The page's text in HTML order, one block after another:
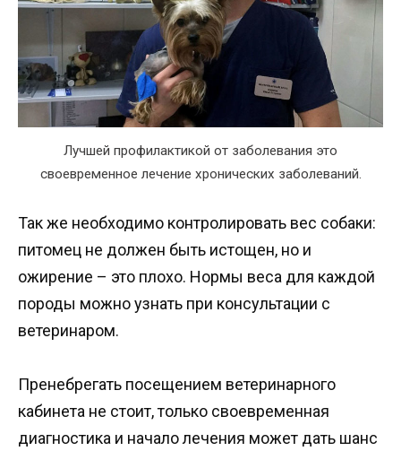
Лучшей профилактикой от заболевания это
своевременное лечение хронических заболеваний.
Так же необходимо контролировать вес собаки:
питомец не должен быть истощен, но и
ожирение – это плохо. Нормы веса для каждой
породы можно узнать при консультации с
ветеринаром.
Пренебрегать посещением ветеринарного
кабинета не стоит, только своевременная
диагностика и начало лечения может дать шанс